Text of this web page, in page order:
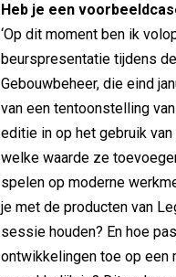
Heb je een
‘Op dit moment ben ik
beurspresentatie tijdens
Gebouwbeheer, die eind
van een tentoonstelling
editie in op het gebruik
welke waarde ze
spelen op moderne
je met de producten van
sessie houden? En hoe
ontwikkelingen toe op een